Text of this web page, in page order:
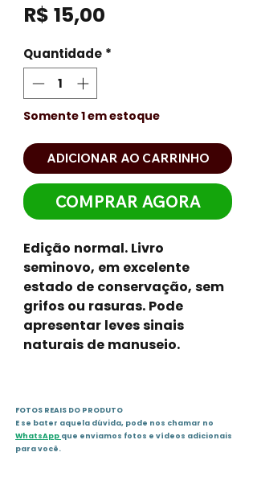
R$ 15,00
Quantidade *
Somente 1 em estoque
ADICIONAR AO CARRINHO
COMPRAR AGORA
Edição normal. Livro
seminovo, em excelente
estado de conservação, sem
grifos ou rasuras. Pode
apresentar leves sinais
naturais de manuseio.
FOTOS REAIS DO PRODUTO
E se bater aquela dúvida, pode nos chamar no
WhatsApp que enviamos fotos e vídeos adicionais
para você.